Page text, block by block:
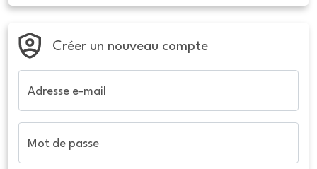
Créer un nouveau compte
Adresse e-mail
Mot de passe